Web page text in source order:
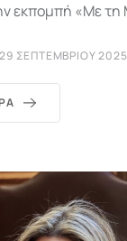
εκπομπή «Με τη
29 ΣΕΠΤΕΜΒΡΊΟΥ